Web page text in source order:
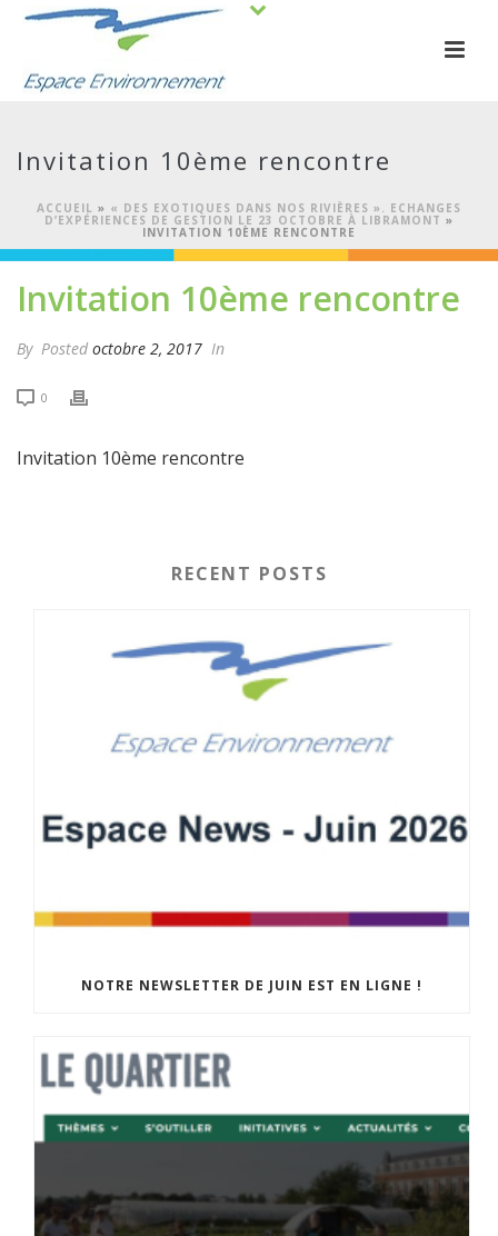
Invitation 10ème rencontre
ACCUEIL » « DES EXOTIQUES DANS NOS RIVIÈRES ». ECHANGES
D’EXPÉRIENCES DE GESTION LE 23 OCTOBRE À LIBRAMONT »
INVITATION 10ÈME RENCONTRE
Invitation 10ème rencontre
By Posted octobre 2, 2017 In
0
Invitation 10ème rencontre
RECENT POSTS
NOTRE NEWSLETTER DE JUIN EST EN LIGNE !